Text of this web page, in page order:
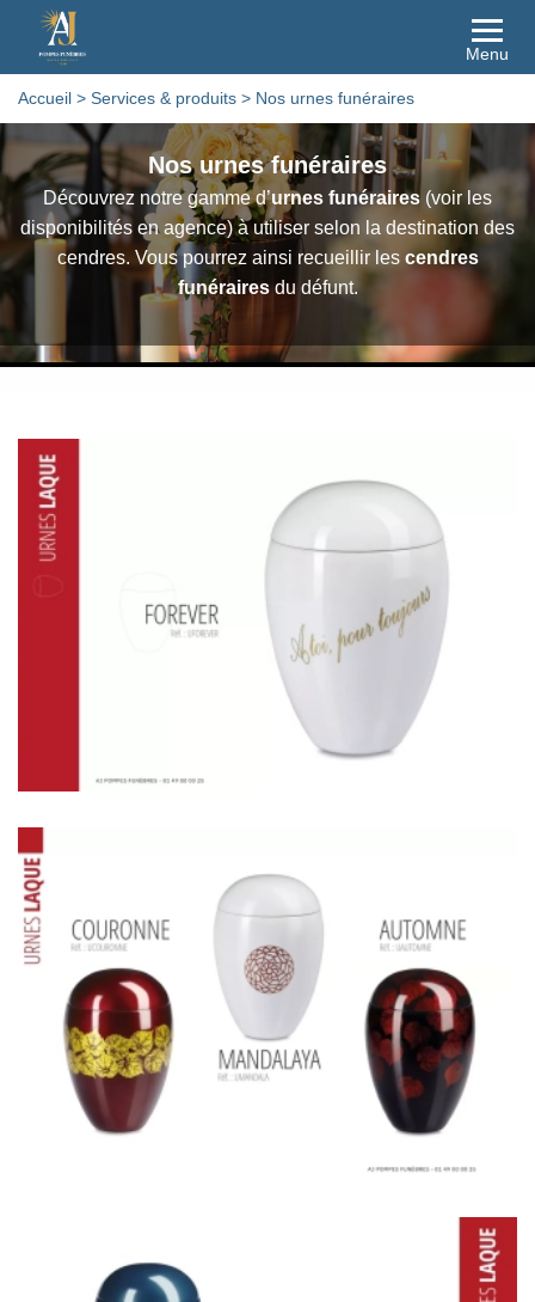
Menu
Accueil > Services & produits > Nos urnes funéraires
Nos urnes funéraires
Découvrez notre gamme d’urnes funéraires (voir les
disponibilités en agence) à utiliser selon la destination des
cendres. Vous pourrez ainsi recueillir les cendres
funérairesdu défunt.